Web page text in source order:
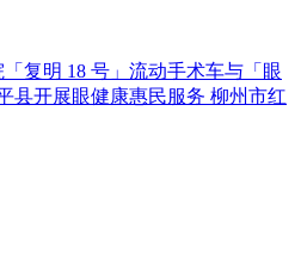
复明 18 号」流动手术车与「眼
县开展眼健康惠民服务 柳州市红